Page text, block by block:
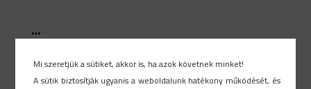
…
Mi szeretjük a sütiket, akkor is, ha azok követnek minket!
A sütik biztosítják ugyanis a weboldalunk hatékony működését, és